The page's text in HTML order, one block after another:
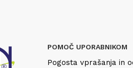
POMOČ UPORABNIKOM
Pogosta vprašanja in